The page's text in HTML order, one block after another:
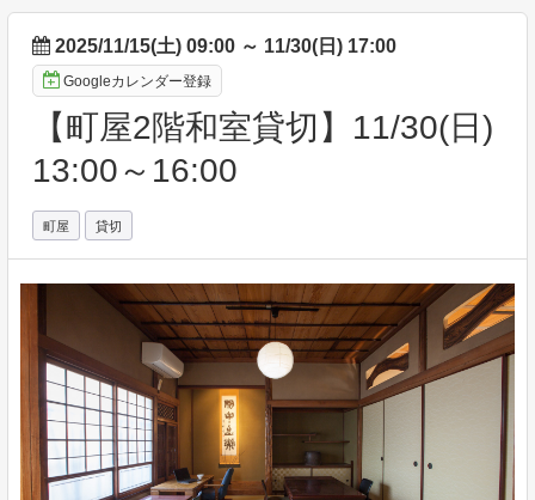
2025/11/15(土) 09:00 ～ 11/30(日) 17:00
Googleカレンダー登録
【町屋2階和室貸切】11/30(日)
13:00～16:00
町屋 貸切